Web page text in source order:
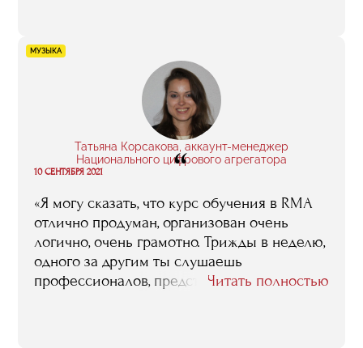
меня теперь есть диплом, причем не
просто диплом, а красный, это для меня
очень много значит даже просто в плане
самовосприятия.
МУЗЫКА
Татьяна Корсакова, аккаунт-менеджер
Национального цифрового агрегатора
“
10 СЕНТЯБРЯ 2021
«Я могу сказать, что курс обучения в RMA
отлично продуман, организован очень
логично, очень грамотно. Трижды в неделю,
одного за другим ты слушаешь
профессионалов, представляющих все без
Читать полностью